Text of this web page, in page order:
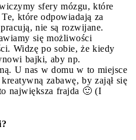
sfery mózgu, które
które odpowiadają za
nie są rozwijane.
się możliwości
Widzę po sobie, że kiedy
bajki, aby np.
U nas w domu w to miejsce
zabawę, by zajął się
największa frajda 🙂 (I